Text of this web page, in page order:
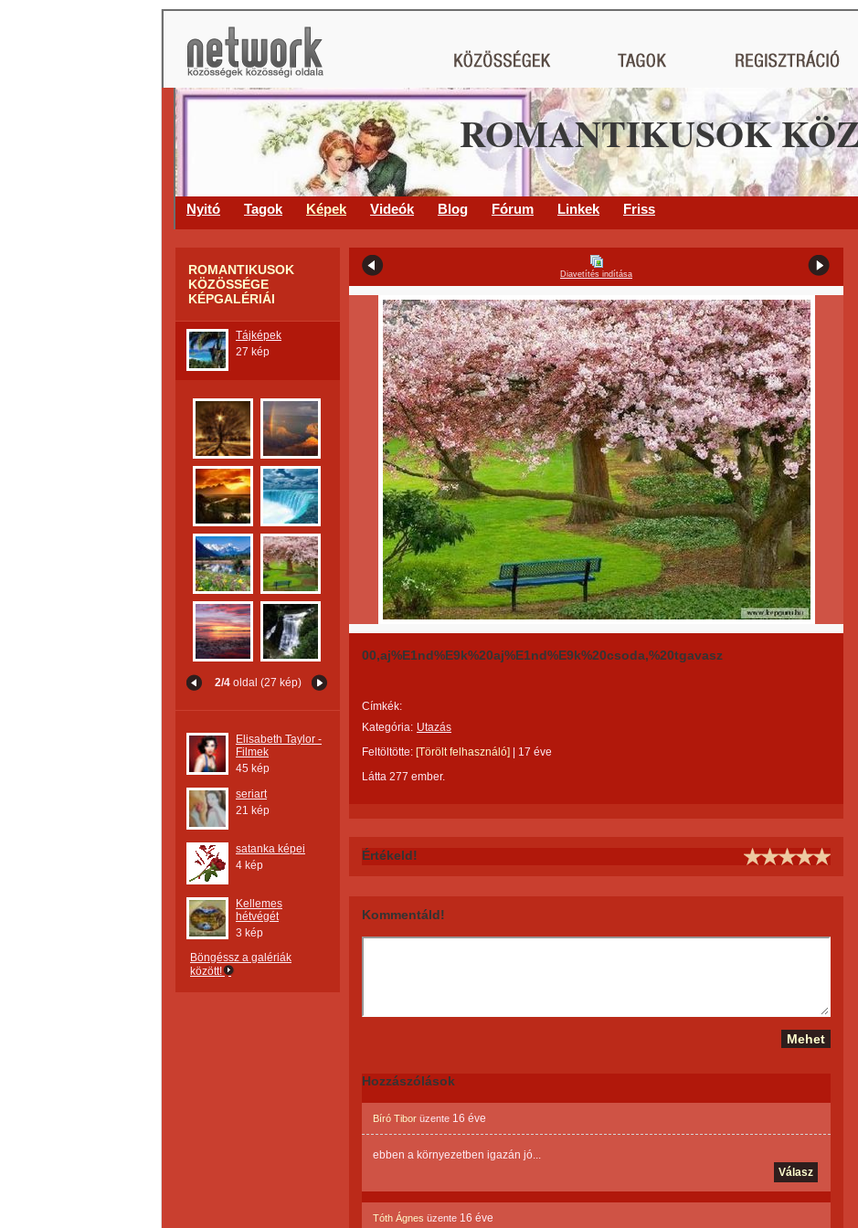
ROMANTIKUSOK
Nyitó Tagok Képek Videók Blog Fórum Linkek Friss
ROMANTIKUSOK
KÖZÖSSÉGE
KÉPGALÉRIÁI
Tájképek
27 kép
2/4oldal (27 kép)
Elisabeth Taylor -
Filmek
45 kép
seriart
21 kép
satanka képei
4 kép
Kellemes
hétvégét
3 kép
Böngéssz a galériák
között!
Diavetítés indítása
00,aj%E1nd%E9k%20aj%E1nd%E9k%20csoda,%20tgavasz
Címkék:
Kategória: Utazás
Feltöltötte: [Törölt felhasználó]
17 éve
Látta 277 ember.
Értékeld!
Kommentáld!
Hozzászólások
Bíró Tibor üzente 16 éve
ebben a környezetben igazán jó...
Válasz
Tóth Ágnes üzente 16 éve